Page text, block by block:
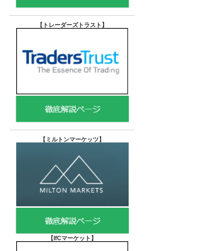
【トレーダーズトラスト 】
【 ミルトンマーケッツ】
【IfCマーケット 】